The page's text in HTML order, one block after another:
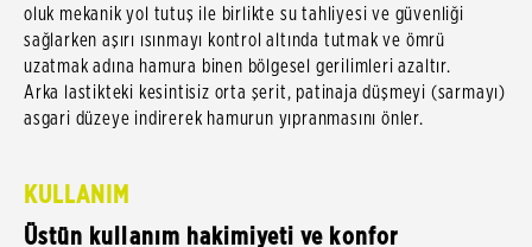
oluk mekanik yol tutuş ile birlikte su tahliyesi ve güvenliği
sağlarken aşırı ısınmayı kontrol altında tutmak ve ömrü
uzatmak adına hamura binen bölgesel gerilimleri azaltır.
Arka lastikteki kesintisiz orta şerit, patinaja düşmeyi (sarmayı)
asgari düzeye indirerek hamurun yıpranmasını önler.
KULLANIM
Üstün kullanım hakimiyeti ve konfor